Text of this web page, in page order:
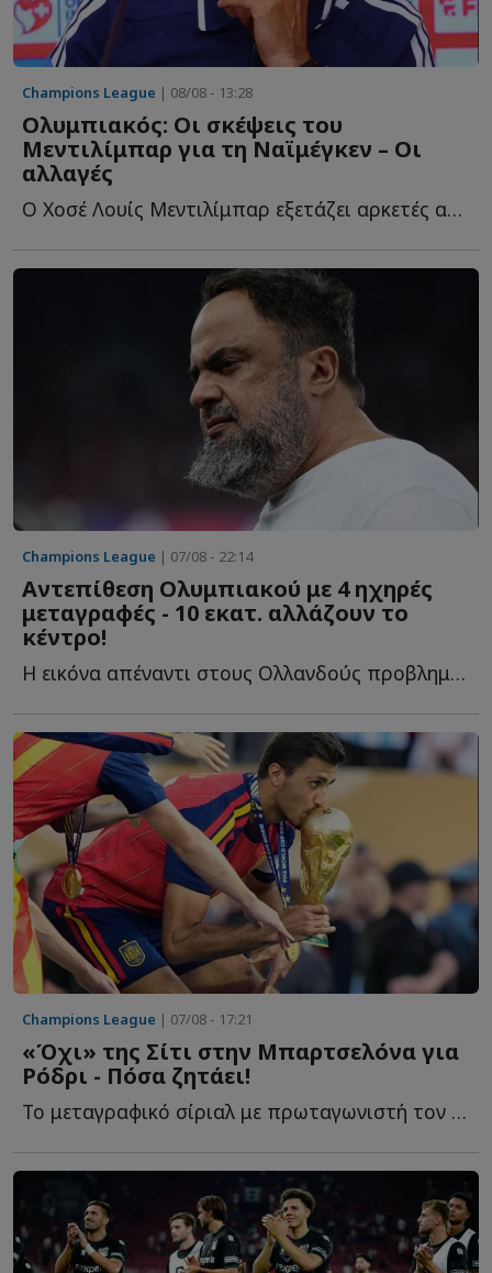
Champions League | 08/08 - 13:28
Ολυμπιακός: Οι σκέψεις του
Μεντιλίμπαρ για τη Ναϊμέγκεν – Οι
αλλαγές
Ο Χοσέ Λουίς Μεντιλίμπαρ εξετάζει αρκετές αλλαγές ε...
Champions League | 07/08 - 22:14
Αντεπίθεση Ολυμπιακού με 4 ηχηρές
μεταγραφές - 10 εκατ. αλλάζουν το
κέντρο!
Η εικόνα απέναντι στους Ολλανδούς προβλημάτισε έντονα κ...
Champions League | 07/08 - 17:21
«Όχι» της Σίτι στην Μπαρτσελόνα για
Ρόδρι - Πόσα ζητάει!
Το μεταγραφικό σίριαλ με πρωταγωνιστή τον Ρόδρι φαίνεται π...